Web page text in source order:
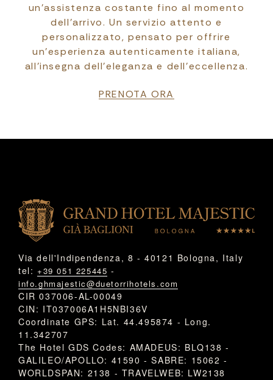
un’assistenza costante fino al momento
dell’arrivo. Un servizio attento e
personalizzato, pensato per offrire
un’esperienza autenticamente italiana,
all’insegna dell’eleganza e dell’eccellenza.
PRENOTA ORA
Via dell'Indipendenza, 8 - 40121 Bologna, Italy
tel: +39 051 225445 -
info.ghmajestic@duetorrihotels.com
CIR 037006-AL-00049
CIN: IT037006A1H5NBI36V
Coordinate GPS: Lat. 44.495874 - Long.
11.342707
The Hotel GDS Codes: AMADEUS: BLQ138 -
GALILEO/APOLLO: 41590 - SABRE: 15062 -
WORLDSPAN: 2138 - TRAVELWEB: LW2138